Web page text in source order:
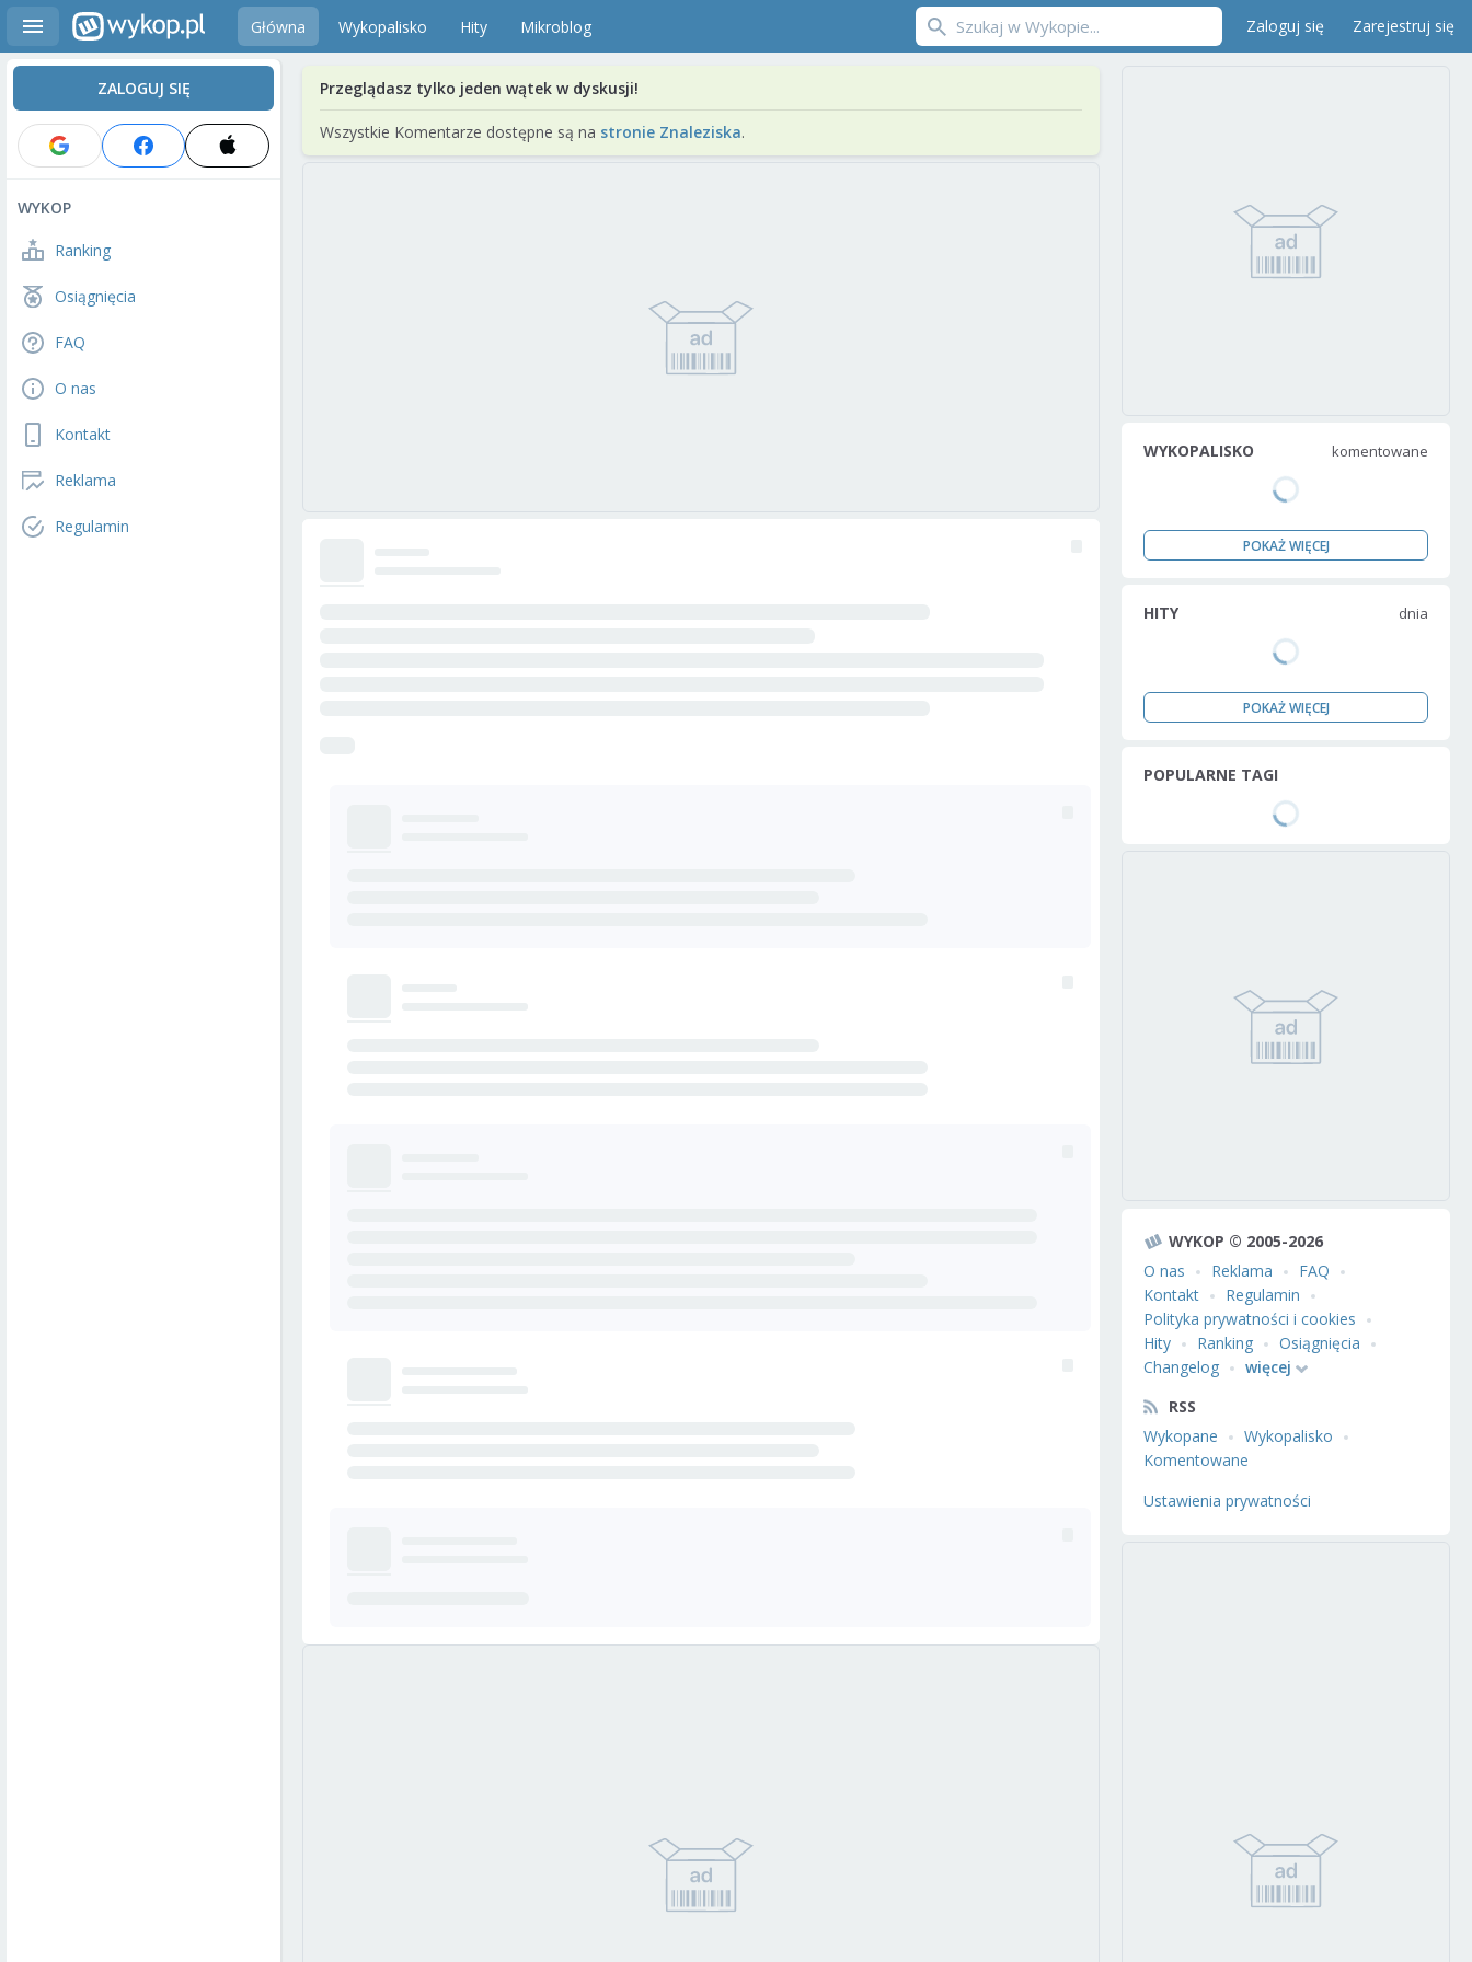
Główna Wykopalisko Hity Mikroblog Zaloguj się Zarejestruj się
ZALOGUJ SIĘ
WYKOP
Ranking
Osiągnięcia
FAQ
O nas
Kontakt
Reklama
Regulamin
Przeglądasz tylko jeden wątek w dyskusji!
Wszystkie Komentarze dostępne są na stronie Znaleziska.
WYKOPALISKO komentowane
POKAŻ WIĘCEJ
HITY dnia
POKAŻ WIĘCEJ
POPULARNE TAGI
WYKOP © 2005-2026
O nas
Reklama
FAQ
Kontakt
Regulamin
Polityka prywatności i cookies
Hity
Ranking
Osiągnięcia
Changelog
więcej
RSS
Wykopane
Wykopalisko
Komentowane
Ustawienia prywatności